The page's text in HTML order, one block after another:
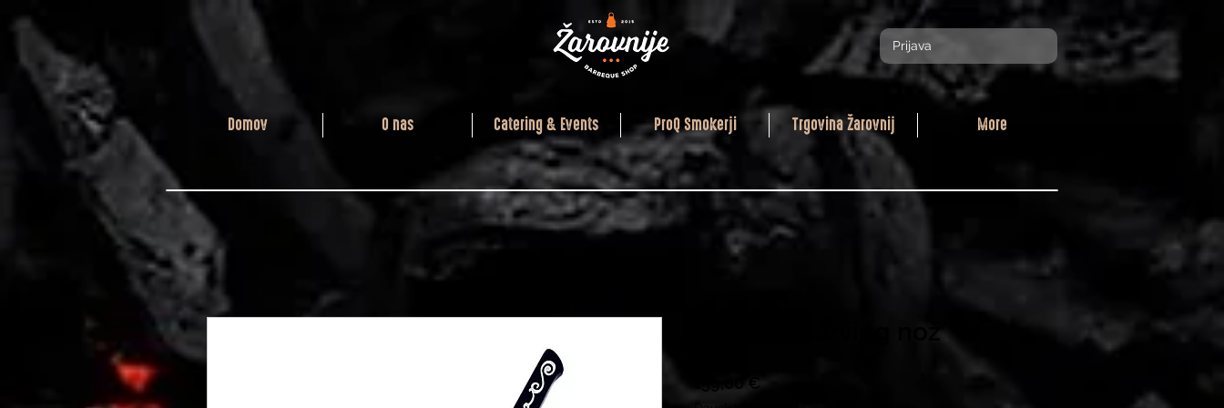
Prijava
Domov O nas Catering & Events ProQ Smokerji Trgovina Žarovnij More
I.O.Shen Carving nož
159,00 €Price